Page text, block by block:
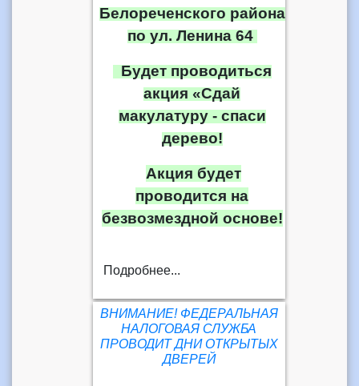
Белореченского района
по ул. Ленина 64
Будет проводиться
акция «Сдай
макулатуру - спаси
дерево!
Акция будет
проводится на
безвозмездной основе!
Подробнее...
ВНИМАНИЕ! ФЕДЕРАЛЬНАЯ
НАЛОГОВАЯ СЛУЖБА
ПРОВОДИТ ДНИ ОТКРЫТЫХ
ДВЕРЕЙ